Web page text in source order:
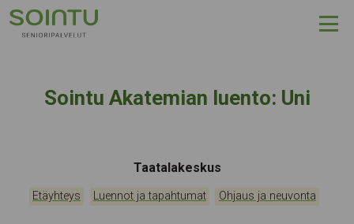
Hyppää sisältöön
Sointu Akatemian luento: Uni
Tapahtumapaikka:
Taatalakeskus
Kategoriat:
Etäyhteys Luennot ja tapahtumat Ohjaus ja neuvonta